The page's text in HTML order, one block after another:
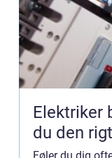
Elektriker
du den